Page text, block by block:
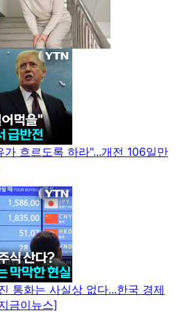
가 흐르도록 하라"...개전 106일만
통화는 사실상 없다...한국 경제
금이뉴스]